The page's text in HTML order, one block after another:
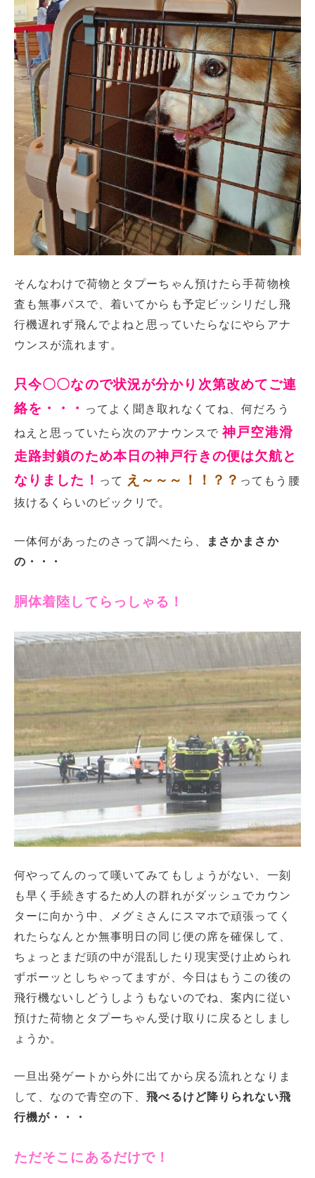
そんなわけで荷物とタプーちゃん預けたら手荷物検
査も無事パスで、着いてからも予定ビッシリだし飛
行機遅れず飛んでよねと思っていたらなにやらアナ
ウンスが流れます。
只今〇〇なので状況が分かり次第改めてご連
絡を・・・
ってよく聞き取れなくてね、何だろう
ねえと思っていたら次のアナウンスで神戸空港滑
走路封鎖のため本日の神戸行きの便は欠航と
なりました！ って え～～～！！？？ ってもう腰
抜けるくらいのビックリで。
一体何があったのさって調べたら、
まさかまさか
の・・・
胴体着陸してらっしゃる！
何やってんのって嘆いてみてもしょうがない、一刻
も早く手続きするため人の群れがダッシュでカウン
ターに向かう中、メグミさんにスマホで頑張ってく
れたらなんとか無事明日の同じ便の席を確保して、
ちょっとまだ頭の中が混乱したり現実受け止められ
ずボーッとしちゃってますが、今日はもうこの後の
飛行機ないしどうしようもないのでね、案内に従い
預けた荷物とタプーちゃん受け取りに戻るとしまし
ょうか。
一旦出発ゲートから外に出てから戻る流れとなりま
して、なので青空の下、飛べるけど降りられない飛
行機が・・・
ただそこにあるだけで！